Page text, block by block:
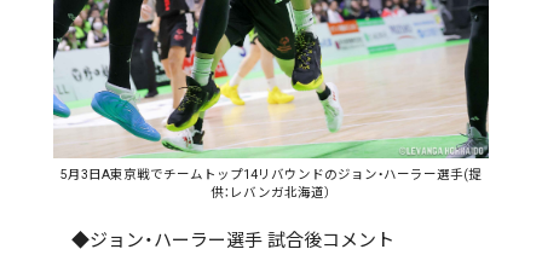
5月3日A東京戦でチームトップ14リバウンドのジョン・ハーラー選手(提
供：レバンガ北海道）
◆ジョン・ハーラー選手 試合後コメント